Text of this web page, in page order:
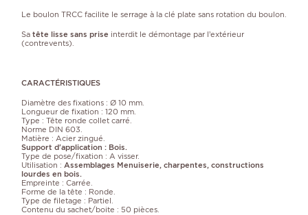
Le boulon TRCC facilite le serrage à la clé plate sans rotation du boulon.
Sa tête lisse sans prise interdit le démontage par l’extérieur
(contrevents).
CARACTÉRISTIQUES
Diamètre des fixations : Ø 10 mm.
Longueur de fixation : 120 mm.
Type : Tête ronde collet carré.
Norme DIN 603.
Matière : Acier zingué.
Support d'application : Bois.
Type de pose/fixation : A visser.
Utilisation : Assemblages Menuiserie, charpentes, constructions
lourdes en bois.
Empreinte : Carrée.
Forme de la tête : Ronde.
Type de filetage : Partiel.
Contenu du sachet/boite : 50 pièces.